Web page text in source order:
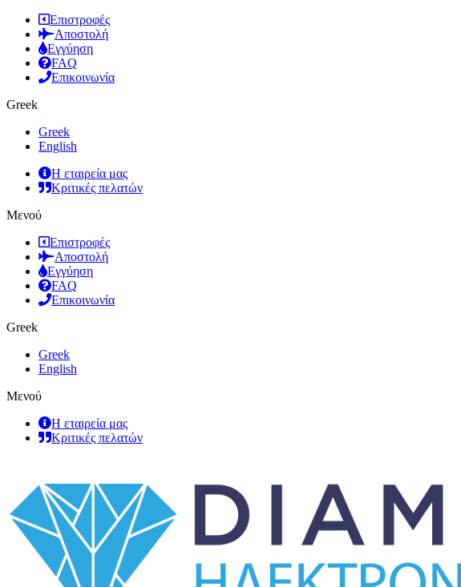
Επιστροφές
Αποστολή
Εγγύηση
FAQ
Επικοινωνία
Greek
Greek
English
Η εταιρεία μας
Κριτικές πελατών
Μενού
Επιστροφές
Αποστολή
Εγγύηση
FAQ
Επικοινωνία
Greek
Greek
English
Μενού
Η εταιρεία μας
Κριτικές πελατών